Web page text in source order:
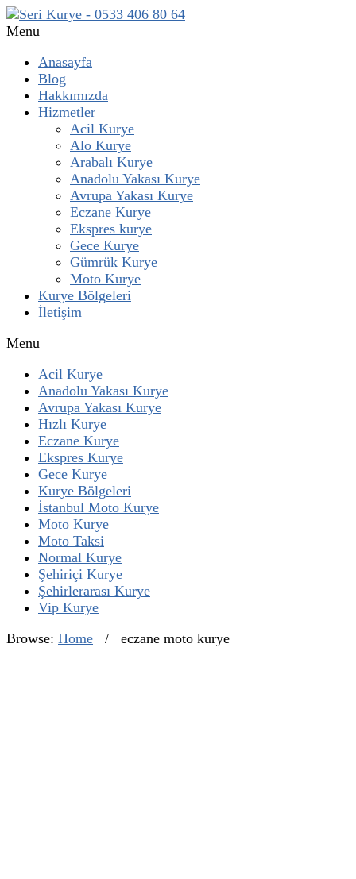
Menu
Anasayfa
Blog
Hakkımızda
Hizmetler
Acil Kurye
Alo Kurye
Arabalı Kurye
Anadolu Yakası Kurye
Avrupa Yakası Kurye
Eczane Kurye
Ekspres kurye
Gece Kurye
Gümrük Kurye
Moto Kurye
Kurye Bölgeleri
İletişim
Menu
Acil Kurye
Anadolu Yakası Kurye
Avrupa Yakası Kurye
Hızlı Kurye
Eczane Kurye
Ekspres Kurye
Gece Kurye
Kurye Bölgeleri
İstanbul Moto Kurye
Moto Kurye
Moto Taksi
Normal Kurye
Şehiriçi Kurye
Şehirlerarası Kurye
Vip Kurye
Browse: Home / eczane moto kurye